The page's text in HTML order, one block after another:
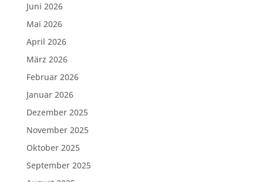
Juni 2026
Mai 2026
April 2026
März 2026
Februar 2026
Januar 2026
Dezember 2025
November 2025
Oktober 2025
September 2025